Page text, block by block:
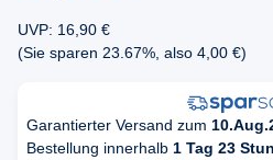
UVP: 16,90 €
(Sie sparen 23.67% , also 4,00 €)
Garantierter Versand zum
Bestellung innerhalb 1 Tag 23